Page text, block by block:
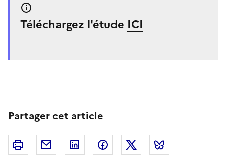
Téléchargez l'étude ICI
Partager cet article
Imprimer Courriel Linkedin FacebookTwitter